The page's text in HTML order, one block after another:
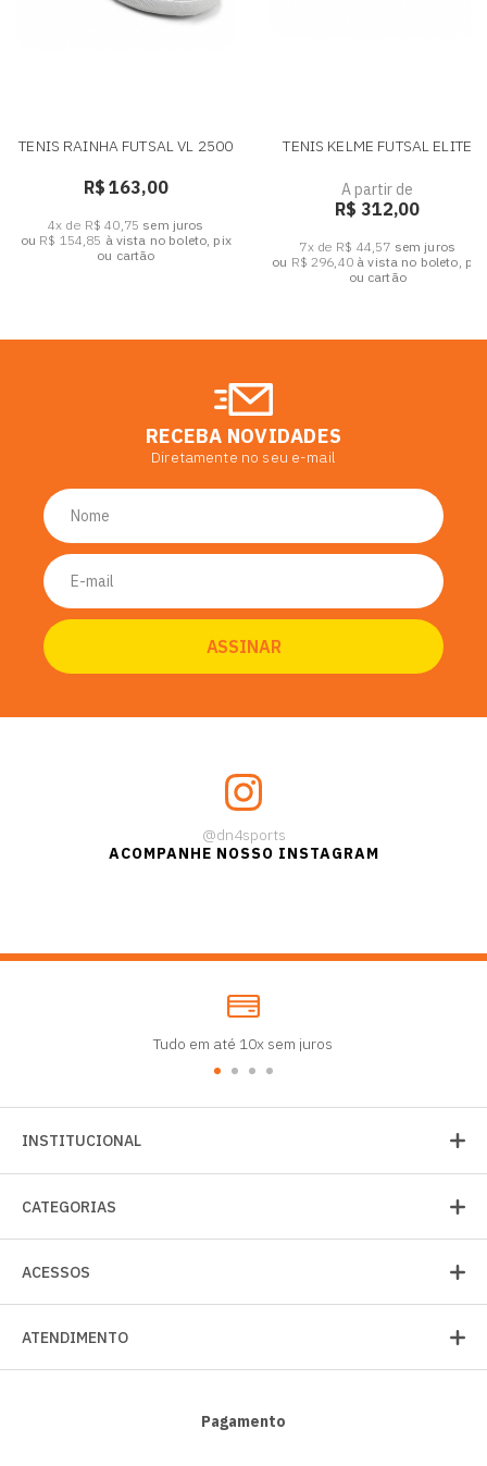
TENIS RAINHA FUTSAL VL 2500
R$ 163,00
4x de R$ 40,75 sem juros
ou R$ 154,85 à vista no boleto, pix
ou cartão
TENIS KELME FUTSAL ELITE
A partir de
R$ 312,00
7x de R$ 44,57 sem juros
ou R$ 296,40à vista no boleto, pix
ou cartão
RECEBA NOVIDADES
Diretamente no seu e-mail
@dn4sports
ACOMPANHE NOSSO INSTAGRAM
Tudo em até 10x sem juros
INSTITUCIONAL
CATEGORIAS
ACESSOS
ATENDIMENTO
Pagamento